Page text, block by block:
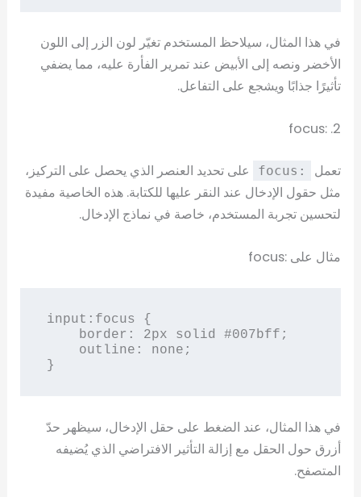
في هذا المثال، سيلاحظ المستخدم تغيّر لون الزر إلى اللون
الأخضر ونصه إلى الأبيض عند تمرير الفأرة عليه، مما يضفي
تأثيرًا جذابًا ويشجع على التفاعل.
2. :focus
تعمل :focus
على تحديد العنصر الذي يحصل على التركيز،
مثل حقول الإدخال عند النقر عليها للكتابة. هذه الخاصية مفيدة
لتحسين تجربة المستخدم، خاصة في نماذج الإدخال.
مثال على :focus
input:focus {
}
في هذا المثال، عند الضغط على حقل الإدخال، سيظهر حدّ
أزرق حول الحقل مع إزالة التأثير الافتراضي الذي يُضيفه
المتصفح.